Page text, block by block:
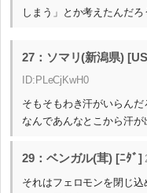
しまう」とか考えたんだろ
27：ソマリ(新潟県)
ID:PLeCjKwH0
そもそもわき汗がいらんだ
なんであんなとこから汗が
29：ベンガル(茸) [ﾆﾀﾞ]
それはフェロモンを閉じ込